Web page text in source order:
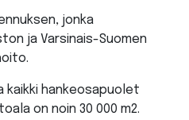
jonka
ja Varsinais-Suomen
kaikki hankeosapuolet
on noin 30 000 m2.